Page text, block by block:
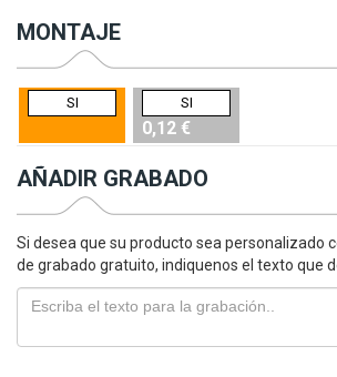
MONTAJE
SI SI
0,12 €
AÑADIR GRABADO
Si desea que su producto sea personalizado
de grabado gratuito, indiquenos el texto que